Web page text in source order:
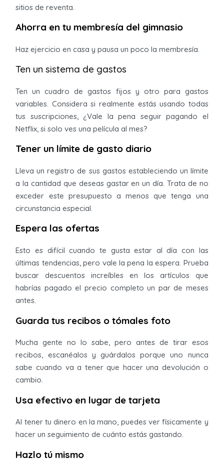
sitios de reventa.
Ahorra en tu membresía del gimnasio
Haz ejercicio en casa y pausa un poco la membresía.
Ten un sistema de gastos
Ten un cuadro de gastos fijos y otro para gastos
variables. Considera si realmente estás usando todas
tus suscripciones, ¿Vale la pena seguir pagando el
Netflix, si solo ves una película al mes?
Tener un límite de gasto diario
Lleva un registro de sus gastos estableciendo un límite
a la cantidad que deseas gastar en un día. Trata de no
exceder este presupuesto a menos que tenga una
circunstancia especial.
Espera las ofertas
Esto es difícil cuando te gusta estar al día con las
últimas tendencias, pero vale la pena la espera. Prueba
buscar descuentos increíbles en los artículos que
habrías pagado el precio completo un par de meses
antes.
Guarda tus recibos o tómales foto
Mucha gente no lo sabe, pero antes de tirar esos
recibos, escanéalos y guárdalos porque uno nunca
sabe cuando va a tener que hacer una devolución o
cambio.
Usa efectivo en lugar de tarjeta
Al tener tu dinero en la mano, puedes ver físicamente y
hacer un seguimiento de cuánto estás gastando.
Hazlo tú mismo